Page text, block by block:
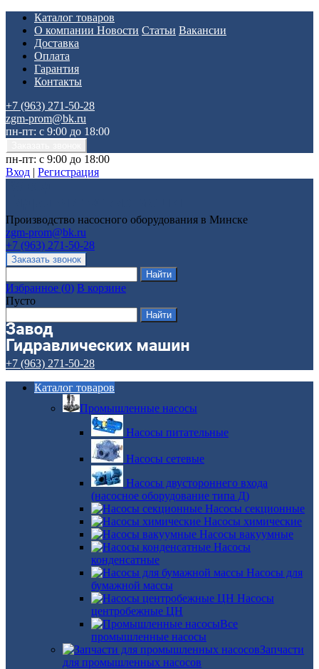
Каталог товаров
О компании Новости Статьи Вакансии
Доставка
Оплата
Гарантия
Контакты
+7 (963) 271-50-28
zgm-prom@bk.ru
пн-пт: с 9:00 до 18:00
пн-пт: с 9:00 до 18:00
Вход | Регистрация
Производство насосного оборудования в Минске
zgm-prom@bk.ru
+7 (963) 271-50-28
Избранное (0) В корзине
Пусто
+7 (963) 271-50-28
Каталог товаров
Промышленные насосы
Насосы питательные
Насосы сетевые
Насосы двустороннего входа
(насосное оборудование типа Д)
Насосы секционные
Насосы химические
Насосы вакуумные
Насосы
конденсатные
Насосы для
бумажной массы
Насосы
центробежные ЦН
Все
промышленные насосы
Запчасти
для промышленных насосов